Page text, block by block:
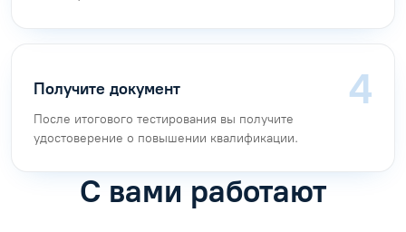
Получите документ
После итогового тестирования вы получите
удостоверение о повышении квалификации.
С вами работают